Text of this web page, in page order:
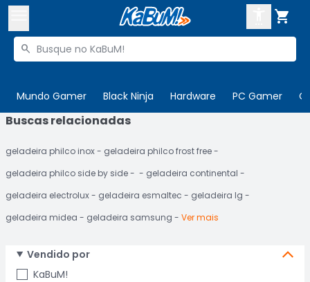

Buscar produtos

Mundo Gamer Black Ninja Hardware PC Gamer

 Departamentos
Cupons
Mais Vendidos
Ativar tradutor em libras
ENTRE
CADASTRE-SE
Buscas relacionadas
geladeira philco inox
geladeira philco frost free
geladeira philco side by side
geladeira continental
geladeira electrolux
geladeira esmaltec
geladeira lg
geladeira midea
geladeira samsung Ver mais
Vendido por
KaBuM!